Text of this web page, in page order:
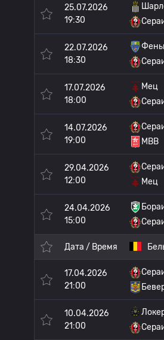
25.07.2026
19:30
22.07.2026
18:30
17.07.2026
18:00
Мец
14.07.2026
19:00
МВВ
29.04.2026
12:00
Мец
24.04.2026
15:00
Дата / Время
17.04.2026
21:00
10.04.2026
21:00